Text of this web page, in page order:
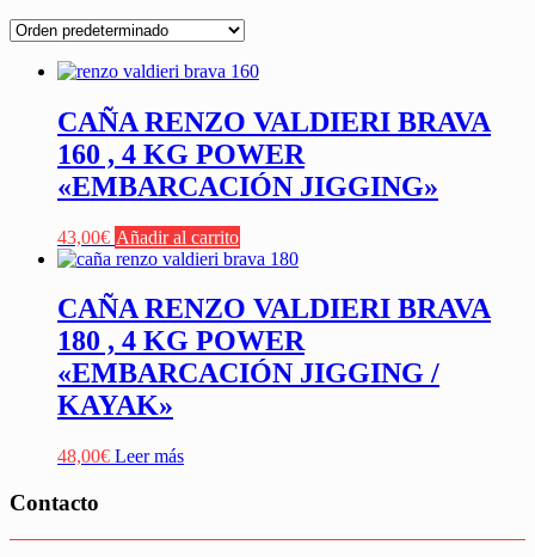
CAÑA RENZO VALDIERI BRAVA
160 , 4 KG POWER
«EMBARCACIÓN JIGGING»
43,00€ Añadir al carrito
CAÑA RENZO VALDIERI BRAVA
180 , 4 KG POWER
«EMBARCACIÓN JIGGING /
KAYAK»
48,00€ Leer más
Contacto